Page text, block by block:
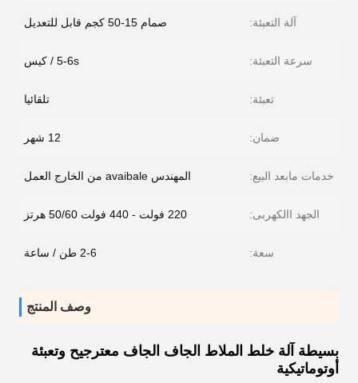
آلة التعبئة: صمام 15-50 كجم قابل للتعديل
سرعة التعبئة: 5-6s / كيس
تعبئة: تلقائيا
ضمان: 12 شهر
خدمات مابعد البيع: المهندس avaibale من الخارج العمل
الجهد االكهربى: 220 فولت - 440 فولت 50/60 هرتز
سعة: 2-6 طن / ساعة
وصف المنتج
بسيطة آلة خلط الملاط الجاف الجاف معترجيح وتعبئة
أوتوماتيكية